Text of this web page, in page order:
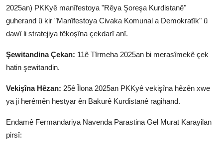
2025an) PKKyê manîfestoya "Rêya Şoreşa Kurdistanê"
guherand û kir "Manîfestoya Civaka Komunal a Demokratîk" û
dawî li stratejiya têkoşîna çekdarî anî.
Şewitandina Çekan: 11ê Tîrmeha 2025an bi merasîmekê çek
hatin şewitandin.
Vekişîna Hêzan: 25ê Îlona 2025an PKKyê vekişîna hêzên xwe
ya ji herêmên hestyar ên Bakurê Kurdistanê ragihand.
Endamê Fermandariya Navenda Parastina Gel Murat Karayilan
pirsî: